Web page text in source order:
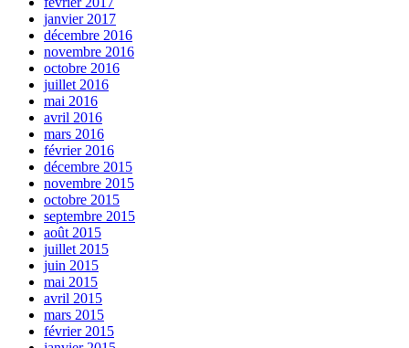
janvier 2017
décembre 2016
novembre 2016
octobre 2016
juillet 2016
mai 2016
avril 2016
mars 2016
février 2016
décembre 2015
novembre 2015
octobre 2015
septembre 2015
août 2015
juillet 2015
juin 2015
mai 2015
avril 2015
mars 2015
février 2015